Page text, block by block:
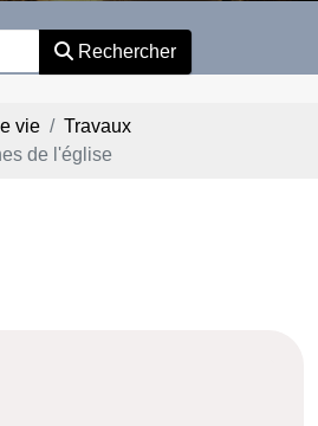
Rechercher
vie
Travaux
de l'église